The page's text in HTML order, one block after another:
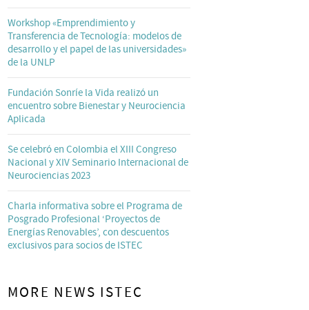
Workshop «Emprendimiento y
Transferencia de Tecnología: modelos de
desarrollo y el papel de las universidades»
de la UNLP
Fundación Sonríe la Vida realizó un
encuentro sobre Bienestar y Neurociencia
Aplicada
Se celebró en Colombia el XIII Congreso
Nacional y XIV Seminario Internacional de
Neurociencias 2023
Charla informativa sobre el Programa de
Posgrado Profesional ‘Proyectos de
Energías Renovables’, con descuentos
exclusivos para socios de ISTEC
MORE NEWS ISTEC